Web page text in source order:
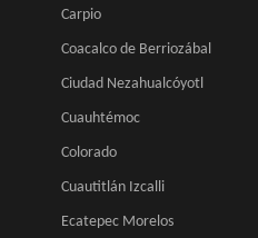
Carpio
Coacalco de Berriozábal
Ciudad Nezahualcóyotl
Cuauhtémoc
Colorado
Cuautitlán Izcalli
Ecatepec Morelos